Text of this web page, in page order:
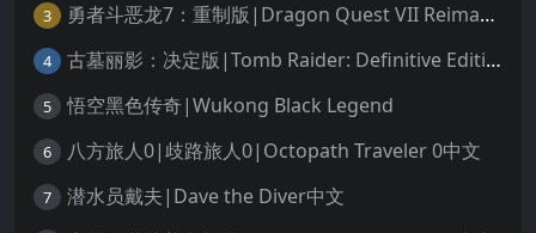
3 勇者斗恶龙7：重制版|Dragon Quest VII Reimagined中文
4 古墓丽影：决定版|Tomb Raider: Definitive Edition中文
5 悟空黑色传奇|Wukong Black Legend
6 八方旅人0|歧路旅人0|Octopath Traveler 0中文
7 潜水员戴夫|Dave the Diver中文